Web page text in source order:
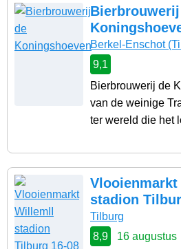
Berkel-Enschot
9,1
Bierbrouwerij de
van de weinige
ter wereld die het
stadion
Tilburg
8,9
16 augustus